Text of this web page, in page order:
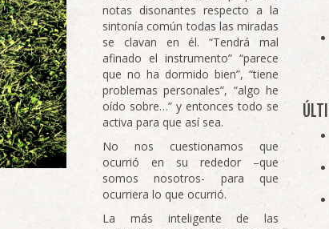
notas disonantes respecto a la
sintonía común todas las miradas
se clavan en él. “Tendrá mal
afinado el instrumento” “parece
que no ha dormido bien”, “tiene
problemas personales”, “algo he
oído sobre…” y entonces todo se
activa para que así sea.
No nos cuestionamos que
ocurrió en su rededor –que
somos nosotros- para que
ocurriera lo que ocurrió.
La más inteligente de las